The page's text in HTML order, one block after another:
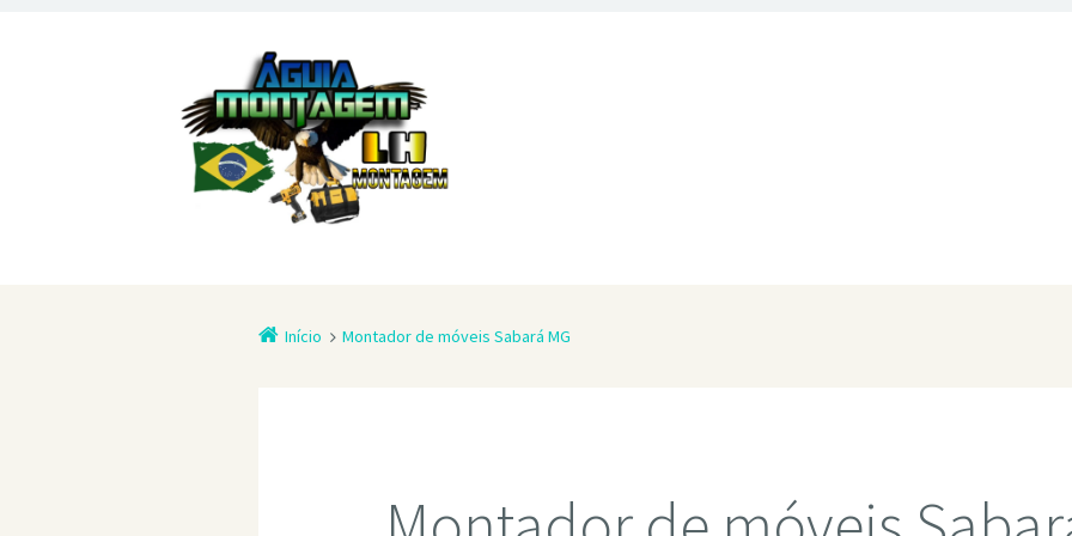
Início Montador de móveis Sabará MG